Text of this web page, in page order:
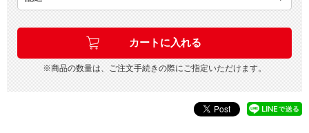
※商品の数量は、ご注文手続きの際にご指定いただけます。